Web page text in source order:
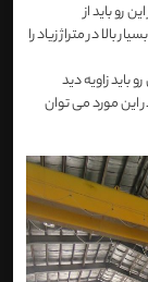
رو باید از
بالا در متراژ زیاد را
باید زاویه دید
این مورد می توان